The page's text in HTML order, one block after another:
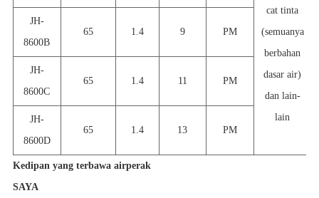
cat tinta
(semuanya
berbahan
dasar air)
dan lain-
lain
JH-
8600B
65 1.4 9 PM
JH-
8600C
65 1.4 11 PM
JH-
8600D
65 1.4 13 PM
Kedipan yang terbawa airperak
SAYA